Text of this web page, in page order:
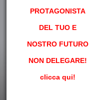
PROTAGONISTA
DEL TUO E
NOSTRO FUTURO
NON DELEGARE!
clicca qui!